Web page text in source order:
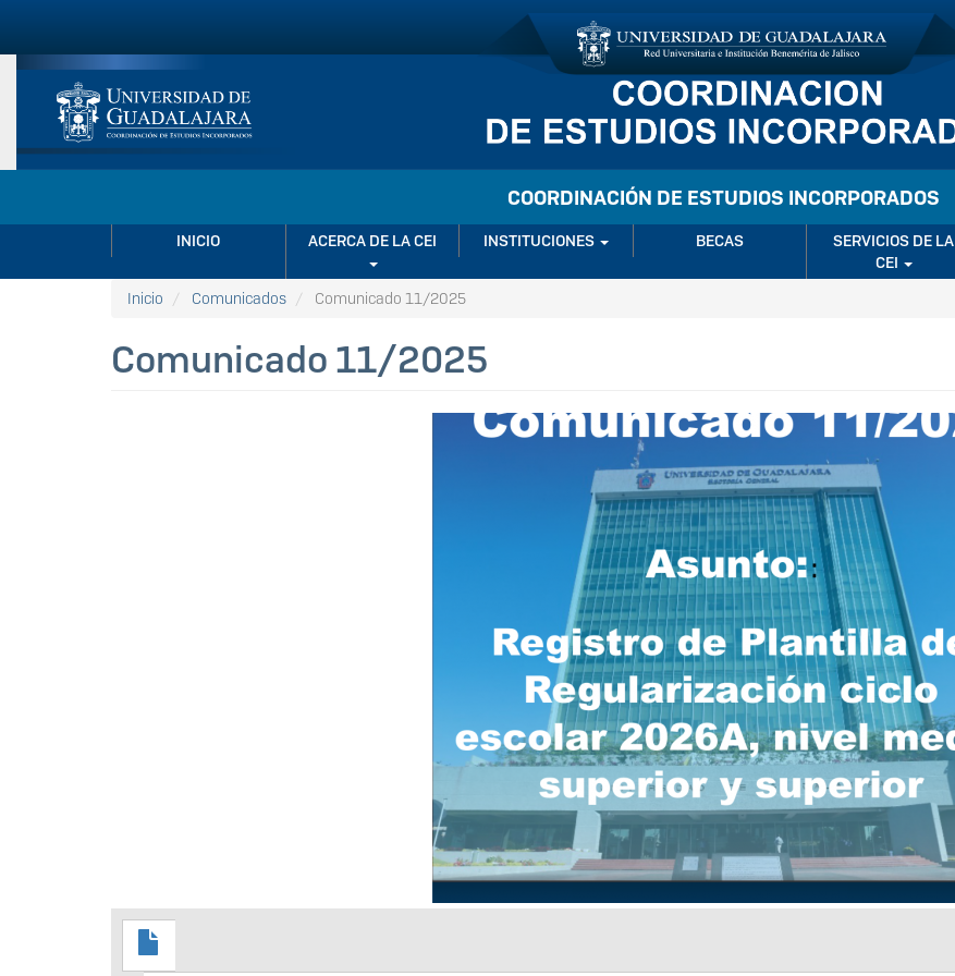
contenido
principal
COORDINACIÓN DE ESTUDIOS INCORPORADOS
NAVEGACIÓN
PRINCIPAL
INICIO ACERCA DE LA CEI INSTITUCIONES BECAS
SERVICIOS DE LA
CEI
Inicio Comunicados Comunicado 11/2025
Comunicado 11/2025